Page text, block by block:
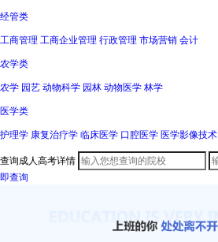
经管类
工商管理 工商企业管理 行政管理 市场营销 会计
农学类
农学 园艺 动物科学 园林 动物医学 林学
医学类
护理学 康复治疗学 临床医学 口腔医学 医学影像技术
查询成人高考详情
即查询